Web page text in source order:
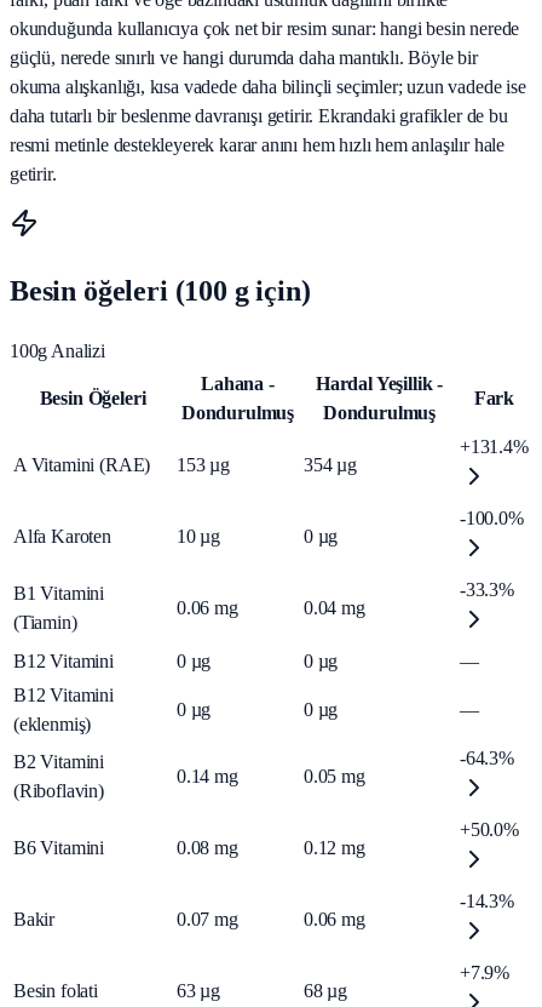
okunduğunda kullanıcıya çok net bir resim sunar: hangi besin nerede
güçlü, nerede sınırlı ve hangi durumda daha mantıklı. Böyle bir
okuma alışkanlığı, kısa vadede daha bilinçli seçimler; uzun vadede ise
daha tutarlı bir beslenme davranışı getirir. Ekrandaki grafikler de bu
resmi metinle destekleyerek karar anını hem hızlı hem anlaşılır hale
getirir.
Besin öğeleri (100 g için)
100g Analizi
Besin Öğeleri
Lahana -
Dondurulmuş
Hardal Yeşillik -
Dondurulmuş
Fark
A Vitamini (RAE) 153 µg 354 µg
+131.4%
Alfa Karoten 10 µg 0 µg
-100.0%
B1 Vitamini
(Tiamin)
0.06 mg 0.04 mg
-33.3%
B12 Vitamini 0 µg 0 µg
—
B12 Vitamini
(eklenmiş)
0 µg 0 µg —
B2 Vitamini
(Riboflavin)
0.14 mg 0.05 mg
-64.3%
B6 Vitamini 0.08 mg 0.12 mg
+50.0%
Bakir 0.07 mg 0.06 mg
-14.3%
Besin folati 63 µg 68 µg
+7.9%